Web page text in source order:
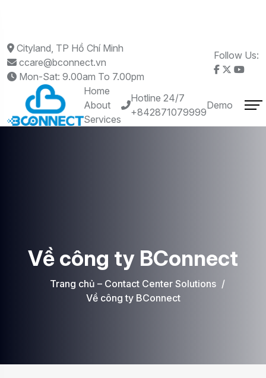
Cityland, TP Hồ Chí Minh
ccare@bconnect.vn
Mon-Sat: 9.00am To 7.00pm
Follow Us:
Home
About
Services
Hotline 24/7
+842871079999
Demo
Về công ty BConnect
Trang chủ – Contact Center Solutions
Về công ty BConnect